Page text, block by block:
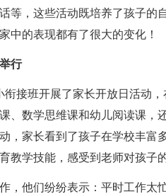
等，这些活动既培养了孩子的
中的表现都有了很大的变化！
行
班开展了家长开放日活动，
、数学思维课和幼儿阅读课，
，家长看到了孩子在学校丰富
教学技能，感受到老师对孩子
他们纷纷表示：平时工作太